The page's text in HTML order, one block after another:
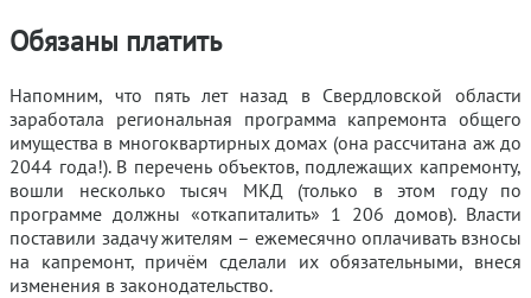
Обязаны платить
Напомним, что пять лет назад в Свердловской области
заработала региональная программа капремонта общего
имущества в многоквартирных домах (она рассчитана аж до
2044 года!). В перечень объектов, подлежащих капремонту,
вошли несколько тысяч МКД (только в этом году по
программе должны «откапиталить» 1 206 домов). Власти
поставили задачу жителям – ежемесячно оплачивать взносы
на капремонт, причём сделали их обязательными, внеся
изменения в законодательство.